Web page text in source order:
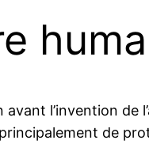
avant l’invention de
de